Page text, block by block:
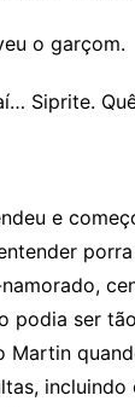
o garçom.
Siprite.
e
podia ser
Martin